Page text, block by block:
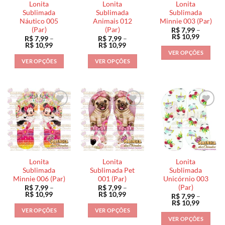
Lonita
Sublimada
Náutico 005
(Par)
R$7,99 –
R$ 10,99Faixa
preço:
R$ 7,99
através
VER OPÇÕES
tem
várias
variantes.
As
opções
podem
ser
escolhidas
na
página
do
produto
Lonita
Sublimada
Animais 012
(Par)
R$7,99 –
R$ 10,99Faixa
preço:
R$ 7,99
através
VER OPÇÕES
tem
várias
variantes.
As
opções
podem
ser
escolhidas
na
página
do
produto
Lonita
Sublimada
Minnie 003 (Par)
R$7,99 –
R$ 10,99Faixa
preço:
R$ 7,99
através
VER OPÇÕES
várias
variantes.
As
opções
podem
ser
escolhidas
na
página
do
produto
Lonita
Sublimada
Minnie 006 (Par)
R$7,99 –
R$ 10,99Faixa
preço:
R$ 7,99
através
VER OPÇÕES
Lonita
Sublimada Pet
001 (Par)
R$7,99 –
R$ 10,99Faixa
preço:
R$ 7,99
através
VER OPÇÕES
Lonita
Sublimada
Unicórnio 003
(Par)
R$7,99 –
R$ 10,99Faixa
preço:
R$ 7,99
VER OPÇÕES